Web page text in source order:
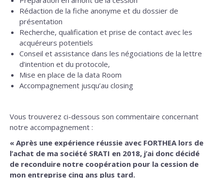
Rédaction de la fiche anonyme et du dossier de
présentation
Recherche, qualification et prise de contact avec les
acquéreurs potentiels
Conseil et assistance dans les négociations de la lettre
d’intention et du protocole,
Mise en place de la data Room
Accompagnement jusqu’au closing
Vous trouverez ci-dessous son commentaire concernant
notre accompagnement :
« Après une expérience réussie avec FORTHEA lors de
l’achat de ma société SRATI en 2018, j’ai donc décidé
de reconduire notre coopération pour la cession de
mon entreprise cinq ans plus tard.